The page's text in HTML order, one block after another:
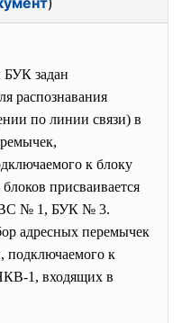
задан
распознавания
по линии связи) в
к блоку
присваивается
№ 1, БУК № 3.
адресных перемычек
подключаемого к
1, входящих в